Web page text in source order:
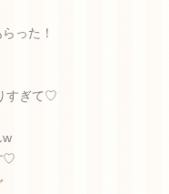
った！
すぎて♡
w
♡